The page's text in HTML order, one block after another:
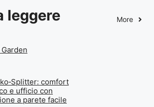
leggere More
comfort
e ufficio con
a parete facile